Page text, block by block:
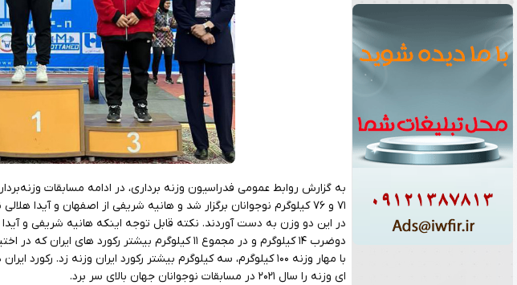
به گزارش روابط عمومی فدراسیون وزنه برداری، در ادامه مسابقات
در این دو وزن به دست آوردند. نکته قابل توجه اینکه هانیه شریفی و آیدا
دوضرب ۱۴ کیلوگرم و در مجموع ۱۱ کیلوگرم بیشتر
ای وزنه را سال ۲۰۲۱ در مسابقات نوجوانان جهان بالای سر برد.